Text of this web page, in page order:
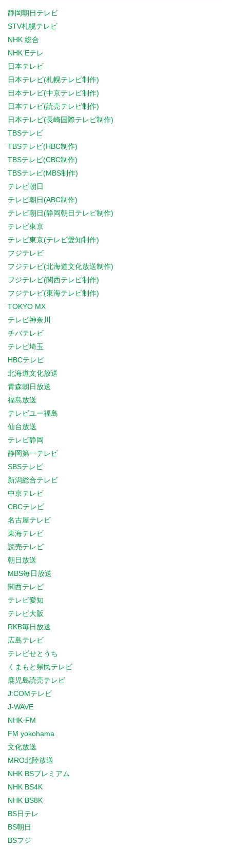
静岡朝日テレビ
STV札幌テレビ
NHK 総合
NHK Eテレ
日本テレビ
日本テレビ(札幌テレビ制作)
日本テレビ(中京テレビ制作)
日本テレビ(読売テレビ制作)
日本テレビ(長崎国際テレビ制作)
TBSテレビ
TBSテレビ(HBC制作)
TBSテレビ(CBC制作)
TBSテレビ(MBS制作)
テレビ朝日
テレビ朝日(ABC制作)
テレビ朝日(静岡朝日テレビ制作)
テレビ東京
テレビ東京(テレビ愛知制作)
フジテレビ
フジテレビ(北海道文化放送制作)
フジテレビ(関西テレビ制作)
フジテレビ(東海テレビ制作)
TOKYO MX
テレビ神奈川
チバテレビ
テレビ埼玉
HBCテレビ
北海道文化放送
青森朝日放送
福島放送
テレビユー福島
仙台放送
テレビ静岡
静岡第一テレビ
SBSテレビ
新潟総合テレビ
中京テレビ
CBCテレビ
名古屋テレビ
東海テレビ
読売テレビ
朝日放送
MBS毎日放送
関西テレビ
テレビ愛知
テレビ大阪
RKB毎日放送
広島テレビ
テレビせとうち
くまもと県民テレビ
鹿児島読売テレビ
J:COMテレビ
J-WAVE
NHK-FM
FM yokohama
文化放送
MRO北陸放送
NHK BSプレミアム
NHK BS4K
NHK BS8K
BS日テレ
BS朝日
BSフジ